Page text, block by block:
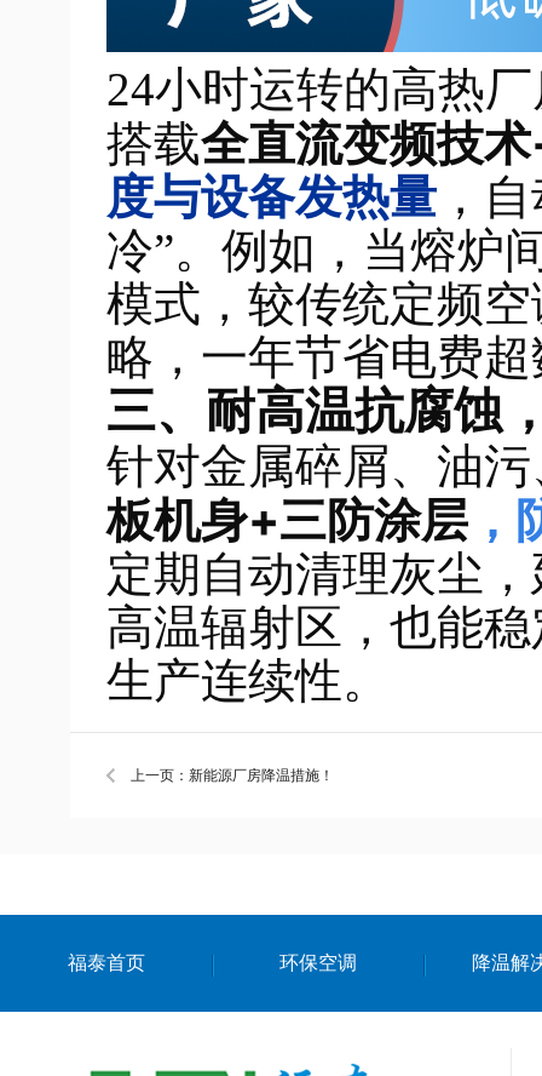
24小时运转的高热
搭载全直流变频技
度与设备发热量 ，
冷”。例如，当熔炉
模式，较传统定频
略，一年节省电费
三、耐高温抗腐蚀
针对金属碎屑、油
板机身+三防涂层
定期自动清理灰尘
高温辐射区，也能
生产连续性。
上一页：新能源厂房降温措施！
福泰首页 环保空调 降温解